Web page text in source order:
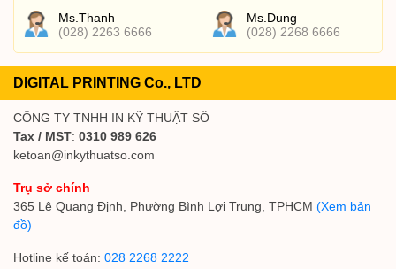
Ms.Thanh
(028) 2263 6666
Ms.Dung
(028) 2268 6666
DIGITAL PRINTING Co., LTD
CÔNG TY TNHH IN KỸ THUẬT SỐ
Tax / MST: 0310 989 626
ketoan@inkythuatso.com
Trụ sở chính
365 Lê Quang Định, Phường Bình Lợi Trung, TPHCM (Xem bản
đồ)
Hotline kế toán: 028 2268 2222